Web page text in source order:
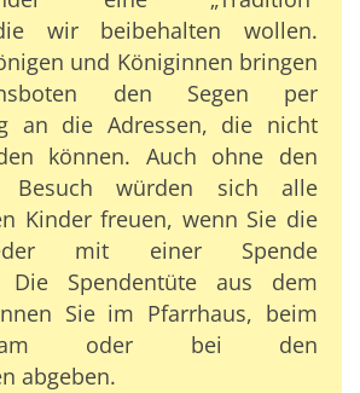
wir beibehalten wollen.
und Königinnen bringen
den Segen per
an die Adressen, die nicht
können. Auch ohne den
Besuch würden sich alle
Kinder freuen, wenn Sie die
mit einer Spende
Die Spendentüte aus dem
Sie im Pfarrhaus, beim
oder bei den
abgeben.